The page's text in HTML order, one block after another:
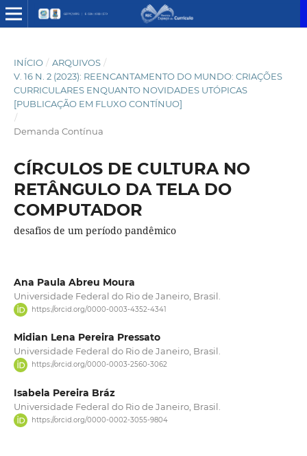
INÍCIO / ARQUIVOS /
V. 16 N. 2 (2023): REENCANTAMENTO DO MUNDO: CRIAÇÕES
CURRICULARES ENQUANTO NOVIDADES UTÓPICAS
[PUBLICAÇÃO EM FLUXO CONTÍNUO]
/
Demanda Contínua
CÍRCULOS DE CULTURA NO
RETÂNGULO DA TELA DO
COMPUTADOR
desafios de um período pandêmico
Ana Paula Abreu Moura
Universidade Federal do Rio de Janeiro, Brasil.
https://orcid.org/0000-0003-4352-4341
Midian Lena Pereira Pressato
Universidade Federal do Rio de Janeiro, Brasil.
https://orcid.org/0000-0003-2560-3062
Isabela Pereira Bráz
Universidade Federal do Rio de Janeiro, Brasil.
https://orcid.org/0000-0002-3055-9804